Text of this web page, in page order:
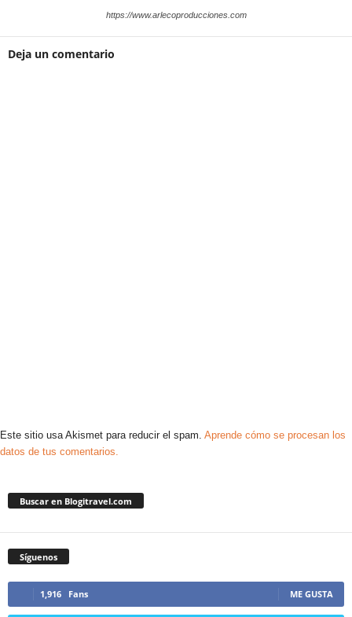
https://www.arlecoproducciones.com
Deja un comentario
Este sitio usa Akismet para reducir el spam. Aprende cómo se procesan los
datos de tus comentarios.
Buscar en Blogitravel.com
Síguenos
1,916 Fans ME GUSTA